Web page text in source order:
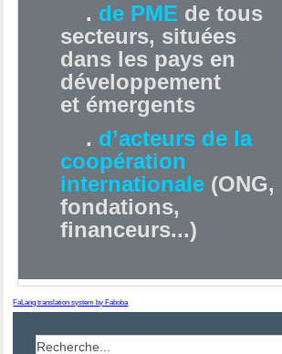
. de PME de tous
secteurs, situées
dans les pays en
développement
et émergents
. d’acteurs de la
coopération
internationale(ONG,
fondations,
financeurs...)
FaLang translation system by Faboba